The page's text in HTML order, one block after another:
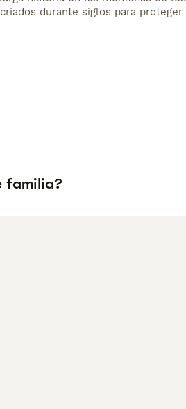
durante siglos para
familia?